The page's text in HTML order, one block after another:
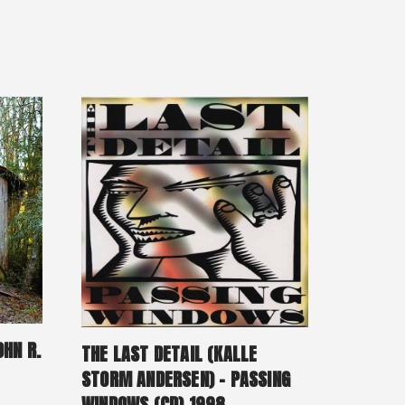
R.
THE LAST DETAIL (KALLE
STORM ANDERSEN) – PASSING